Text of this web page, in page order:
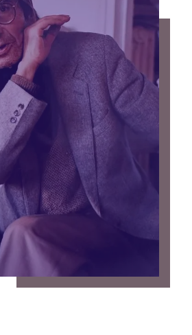
SUJET DE GUERMAZ
AU SUJET DE GUERMAZ
DES OEUVRES
POÉTIQUE – 1940-1960
ABSTRAITES – 1960-1968
ET LUMIÈRE – 1968-1972
ABSTRAIT – 1970-1975
SYMBOLIQUES – 1975-1996
– GOUACHES – AQUARELLES
CONTACT